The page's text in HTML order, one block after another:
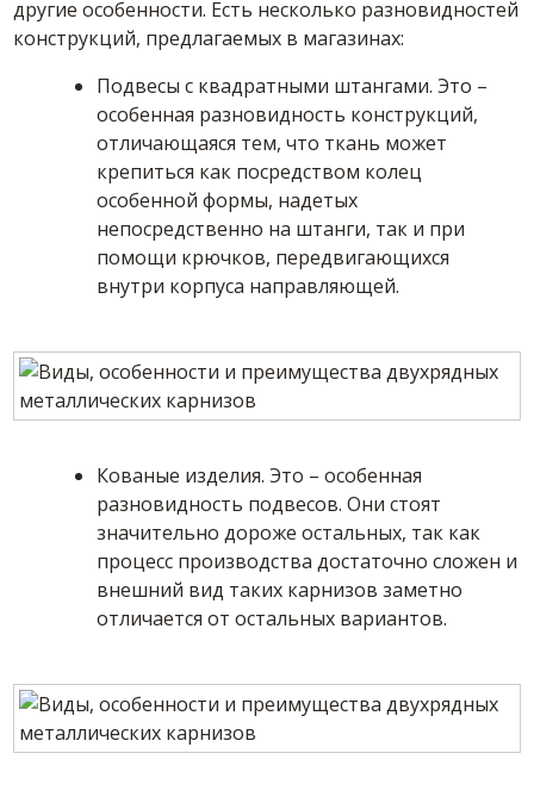
другие особенности. Есть несколько разновидностей
конструкций, предлагаемых в магазинах:
Подвесы с квадратными штангами. Это –
особенная разновидность конструкций,
отличающаяся тем, что ткань может
крепиться как посредством колец
особенной формы, надетых
непосредственно на штанги, так и при
помощи крючков, передвигающихся
внутри корпуса направляющей.
Кованые изделия. Это – особенная
разновидность подвесов. Они стоят
значительно дороже остальных, так как
процесс производства достаточно сложен и
внешний вид таких карнизов заметно
отличается от остальных вариантов.